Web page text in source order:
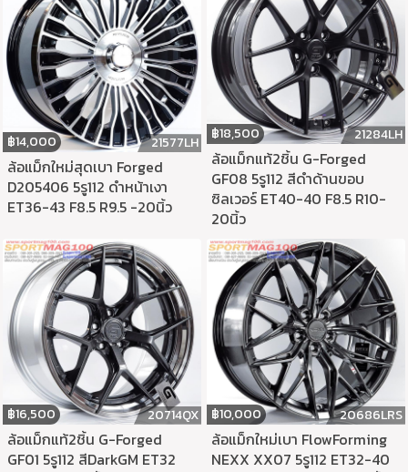
฿14,000 21577LH
ล้อแม็กใหม่สุดเบา Forged
D205406 5รู112 ดำหน้าเงา
ET36-43 F8.5 R9.5 -20นิ้ว
฿18,500 21284LH
ล้อแม็กแท้2ชิ้น G-Forged
GF08 5รู112 สีดำด้านขอบ
ซิลเวอร์ ET40-40 F8.5 R10-
20นิ้ว
฿16,500 20714QX
ล้อแม็กแท้2ชิ้น G-Forged
GF01 5รู112 สีDarkGM ET32
฿10,000 20686LRS
ล้อแม็กใหม่เบา FlowForming
NEXX XX07 5รู112 ET32-40